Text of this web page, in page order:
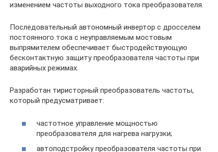
изменением частоты выходного тока преобразователя.
Последовательный автономный инвертор с дросселем
постоянного тока с неуправляемым мостовым
выпрямителем обеспечивает быстродействующую
бесконтактную защиту преобразователя частоты при
аварийных режимах.
Разработан тиристорный преобразователь частоты,
который предусматривает:
частотное управление мощностью
преобразователя для нагрева нагрузки;
автоподстройку преобразователя частоты при